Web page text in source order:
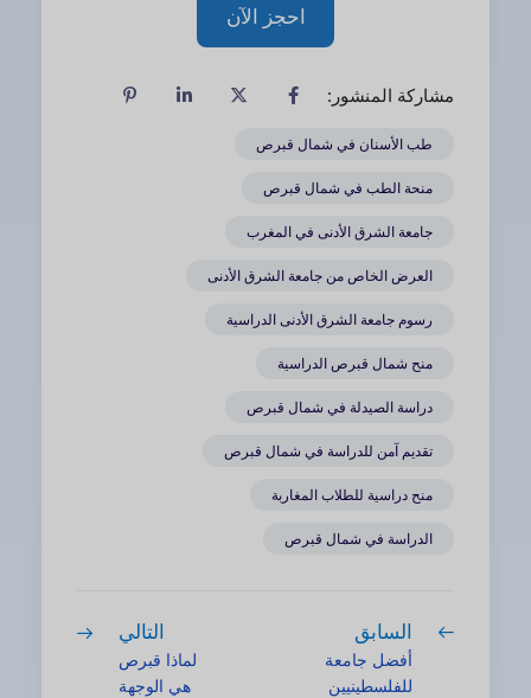
احجز الآن
مشاركة المنشور:
طب الأسنان في شمال قبرص
منحة الطب في شمال قبرص
جامعة الشرق الأدنى في المغرب
العرض الخاص من جامعة الشرق الأدنى
رسوم جامعة الشرق الأدنى الدراسية
منح شمال قبرص الدراسية
دراسة الصيدلة في شمال قبرص
تقديم آمن للدراسة في شمال قبرص
منح دراسية للطلاب المغاربة
الدراسة في شمال قبرص
السابق
أفضل جامعة
للفلسطينيين
التالي
لماذا قبرص
هي الوجهة